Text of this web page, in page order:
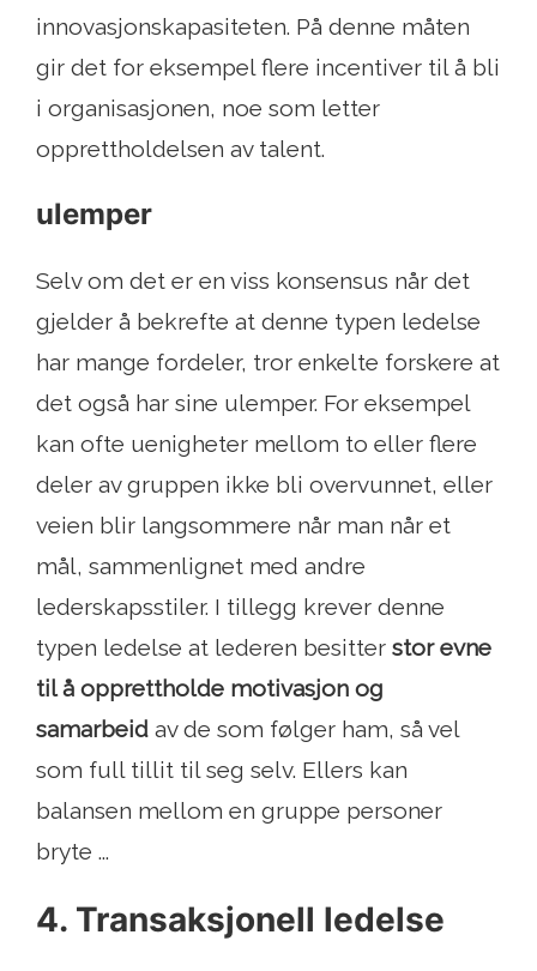
innovasjonskapasiteten. På denne måten
gir det for eksempel flere incentiver til å bli
i organisasjonen, noe som letter
opprettholdelsen av talent.
ulemper
Selv om det er en viss konsensus når det
gjelder å bekrefte at denne typen ledelse
har mange fordeler, tror enkelte forskere at
det også har sine ulemper. For eksempel
kan ofte uenigheter mellom to eller flere
deler av gruppen ikke bli overvunnet, eller
veien blir langsommere når man når et
mål, sammenlignet med andre
lederskapsstiler. I tillegg krever denne
typen ledelse at lederen besitter stor evne
til å opprettholde motivasjon og
samarbeid av de som følger ham, så vel
som full tillit til seg selv. Ellers kan
balansen mellom en gruppe personer
bryte ...
4. Transaksjonell ledelse